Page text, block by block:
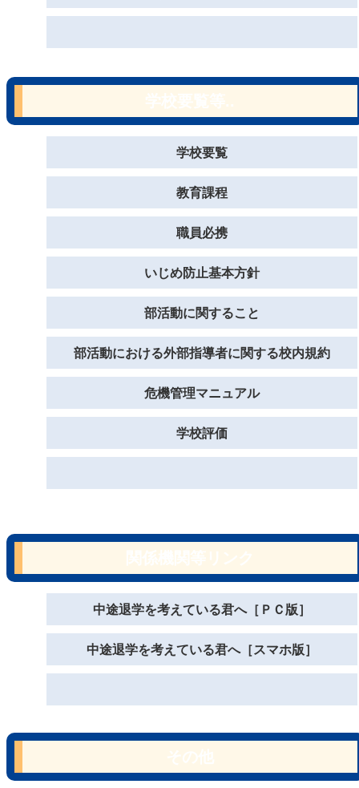
学校要覧
教育課程
職員必携
いじめ防止基本方針
部活動に関すること
部活動における外部指導者に関する校内規約
危機管理マニュアル
学校評価
中途退学を考えている君へ［ＰＣ版］
中途退学を考えている君へ［スマホ版］